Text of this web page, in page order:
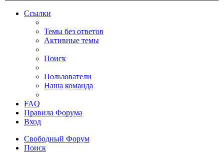
Ссылки
Темы без ответов
Активные темы
Поиск
Пользователи
Наша команда
FAQ
Правила Форума
Вход
Свободный Форум
Поиск